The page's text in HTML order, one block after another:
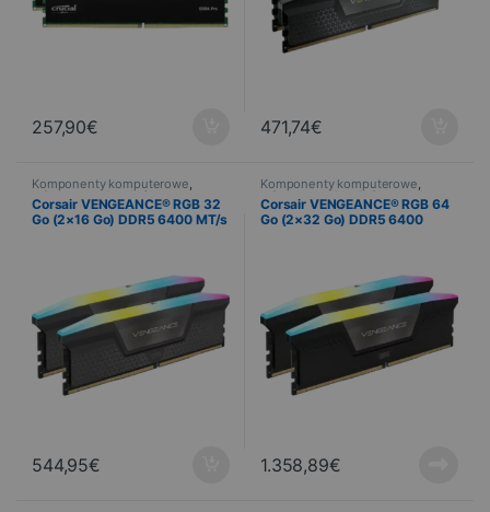
257,90€ 471,74€
Komponenty komputerowe,
Informatyka,Pamięć komputera
Corsair VENGEANCE® RGB 32
Go (2×16 Go) DDR5 6400 MT/s
544,95€
Komponenty komputerowe,
Informatyka,Pamięć komputera
Corsair VENGEANCE® RGB 64
Go (2×32 Go) DDR5 6400
1.358,89€